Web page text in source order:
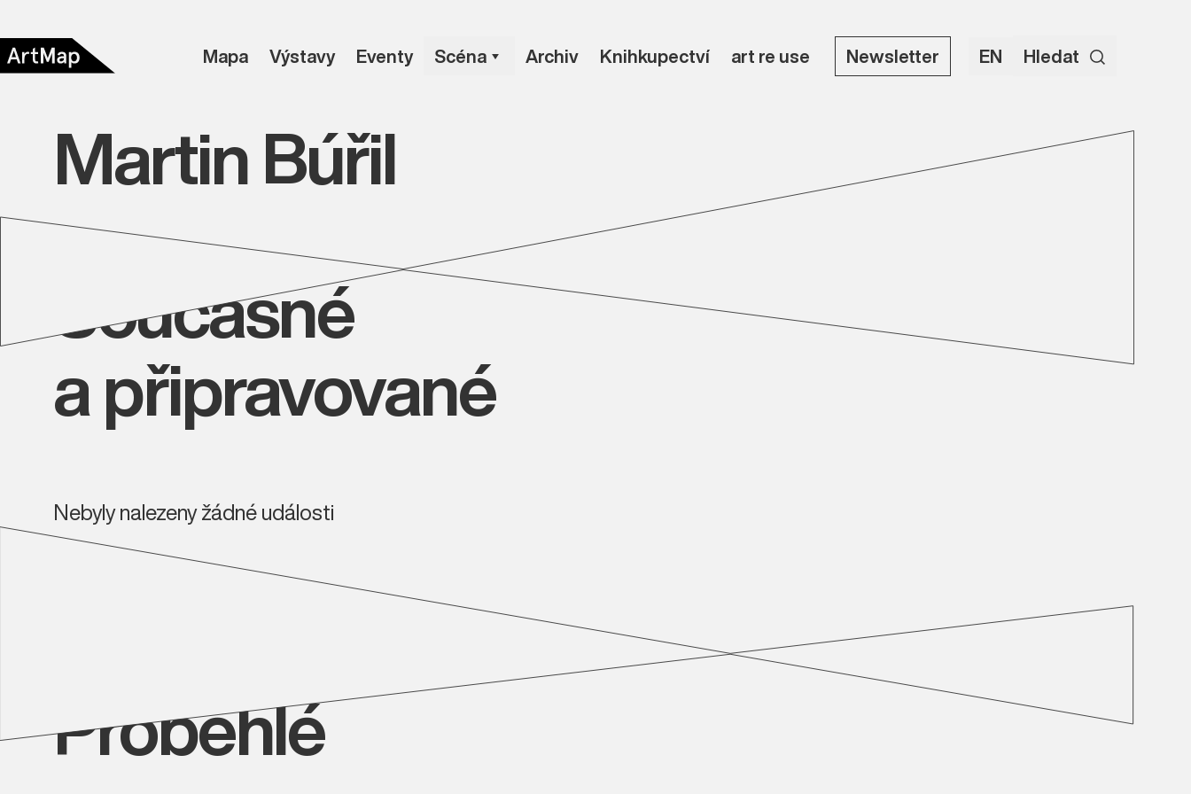
Mapa Výstavy Eventy Scéna Archiv Knihkupectví art re use Newsletter EN Hledat
Martin Búřil
Současné
a připravované
Nebyly nalezeny žádné události
Proběhlé